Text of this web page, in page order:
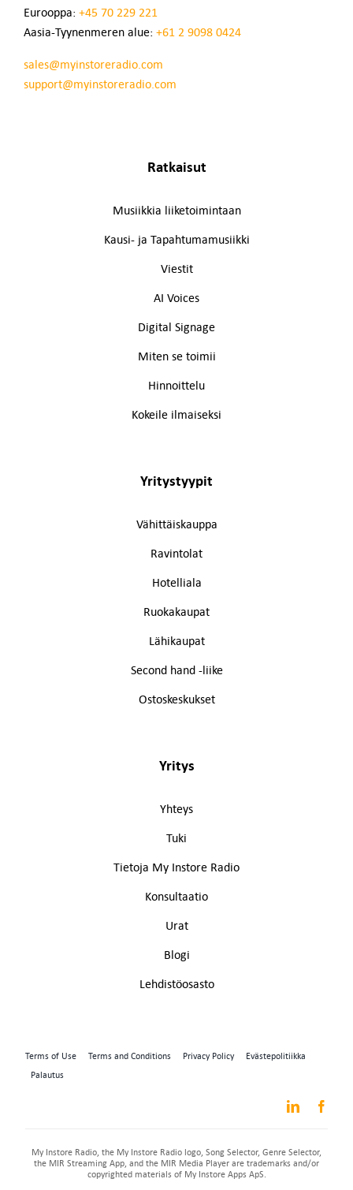
Eurooppa: +45 70 229 221
Aasia-Tyynenmeren alue: +61 2 9098 0424
sales@myinstoreradio.com
support@myinstoreradio.com
Ratkaisut
Musiikkia liiketoimintaan
Kausi- ja Tapahtumamusiikki
Viestit
AI Voices
Digital Signage
Miten se toimii
Hinnoittelu
Kokeile ilmaiseksi
Yritystyypit
Vähittäiskauppa
Ravintolat
Hotelliala
Ruokakaupat
Lähikaupat
Second hand -liike
Ostoskeskukset
Yritys
Yhteys
Tuki
Tietoja My Instore Radio
Konsultaatio
Urat
Blogi
Lehdistöosasto
Terms of Use Terms and Conditions Privacy Policy
Evästepolitiikka
Palautus
My Instore Radio, the My Instore Radio logo, Song Selector, Genre Selector,
the MIR Streaming App, and the MIR Media Player are trademarks and/or
copyrighted materials of My Instore Apps ApS.